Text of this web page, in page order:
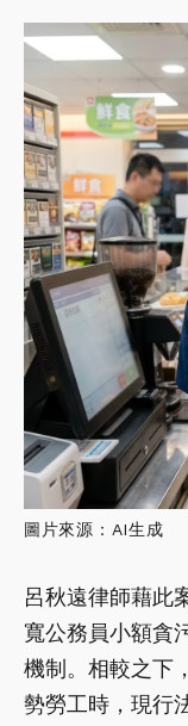
圖片來源：AI生成
呂秋遠律師藉此
寬公務員小額貪
機制。相較之下
勢勞工時，現行